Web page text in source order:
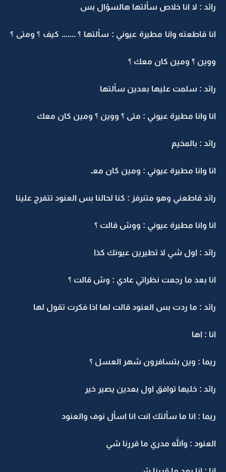
رائد : لا انا خلاص سألتها هالسؤال بس
انا قاطعته وانا مطيرة عيوني : سألتها ؟ ....... كيف ؟ ومتى ؟
ووين ؟ ومين كان معك ؟
رائد : سلمت عليها بعدين سألتها
انا وانا مطيرة عيوني : متى ؟ ووين ؟ ومين كان معك
رائد : بالمخيم
انا وانا مطيرة عيوني : ومين كان معـ
رائد قاطعني وهو متنرفز : كنا لحالنا بس العنود تتفرج علينا
انا وانا مطيرة عيوني : ووش قالت ؟
رائد : اول شي لا تطيرين عيونك كذا
انا بعد ما رجعت نظراتي عادي : وش قالت ؟
رائد : ما ردت بس العنود قالت لها اذا فكرت تقول لها
انا : اها
ريما : وين بتسافرون شهر العسل ؟
رائد : خليها توافق اول بعدين يصير خير
ريما : انا ما سألتك انت انا اسأل نوف والعنود
العنود : والله مدري ما قررنا شي